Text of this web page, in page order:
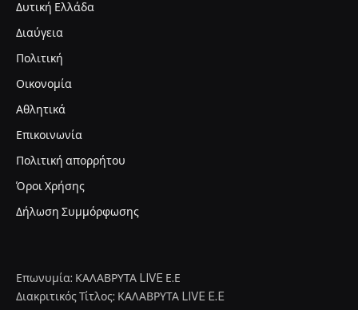
Δυτική Ελλάδα
Διαύγεια
Πολιτική
Οικονομία
Αθλητικά
Επικοινωνία
Πολιτική απορρήτου
Όροι Χρήσης
Δήλωση Συμμόρφωσης
Επωνυμία: ΚΑΛΑΒΡΥΤΑ LIVE Ε.Ε
Διακριτικός Τίτλος: ΚΑΛΑΒΡΥΤΑ LIVE E.E